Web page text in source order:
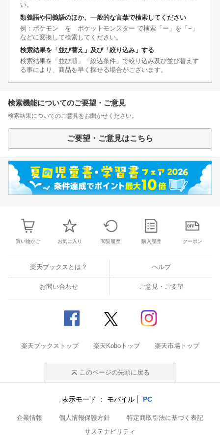
い。
類義語や同義語のほか、一般的な言葉で検索してください
例：ポケモン を ポケットモンスター で検索「ー」を「−」
などに変換して検索してください。
検索結果を「並び替え」及び「絞り込み」する
検索結果を「並び順」「絞込条件」で絞り込み及び並び替えす
る事により、商品を早く探せる場合がございます。
検索機能についてのご要望・ご意見
検索結果についてのご意見をお聞かせください。
ご要望・ご意見はこちら
買い物かご お気に入り 閲覧履歴 購入履歴 クーポン
楽天ブックスとは？ ヘルプ
お問い合わせ ご意見・ご要望
楽天ブックストップ 楽天Koboトップ 楽天市場トップ
このページの先頭に戻る
表示モード モバイル PC
企業情報 個人情報保護方針
特定商取引法に基づく表記
サステナビリティ